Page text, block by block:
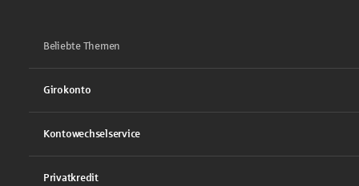
Beliebte Themen
Girokonto
Kontowechselservice
Privatkredit